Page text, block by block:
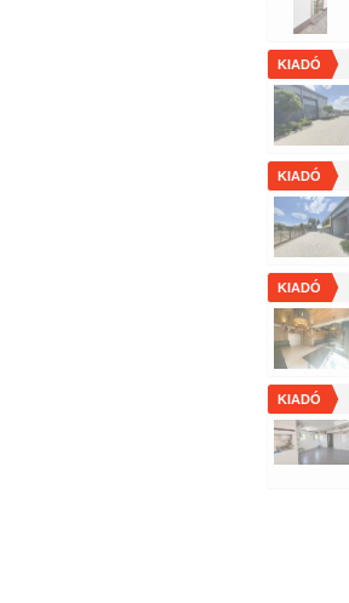
KIADÓ
KIADÓ
KIADÓ
KIADÓ